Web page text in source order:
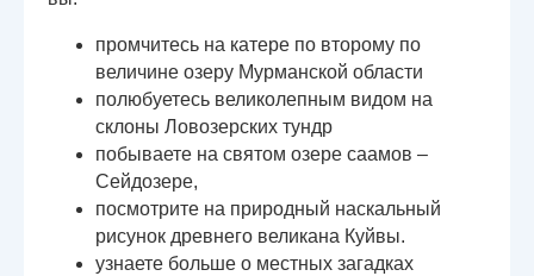
промчитесь на катере по второму по
величине озеру Мурманской области
полюбуетесь великолепным видом на
склоны Ловозерских тундр
побываете на святом озере саамов –
Сейдозере,
посмотрите на природный наскальный
рисунок древнего великана Куйвы.
узнаете больше о местных загадках